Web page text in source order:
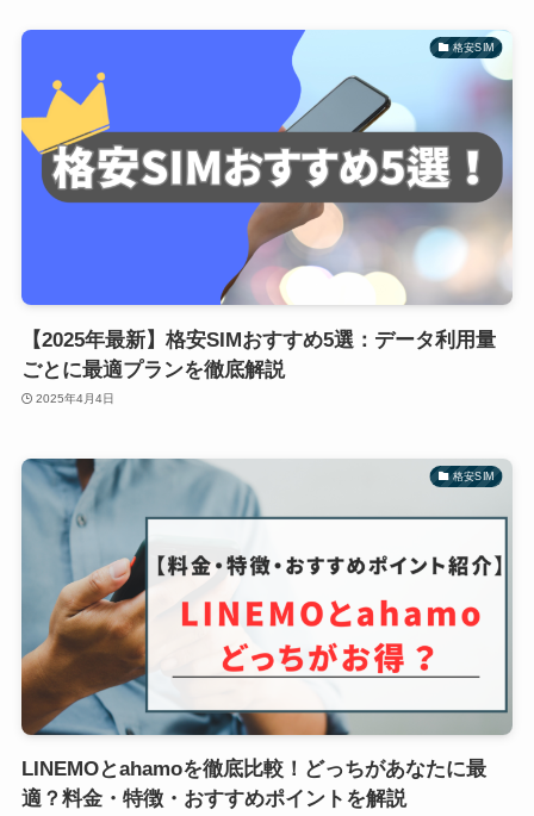
格安SIM
【2025年最新】格安SIMおすすめ5選：データ利用量
ごとに最適プランを徹底解説
2025年4月4日
格安SIM
LINEMOとahamoを徹底比較！どっちがあなたに最
適？料金・特徴・おすすめポイントを解説